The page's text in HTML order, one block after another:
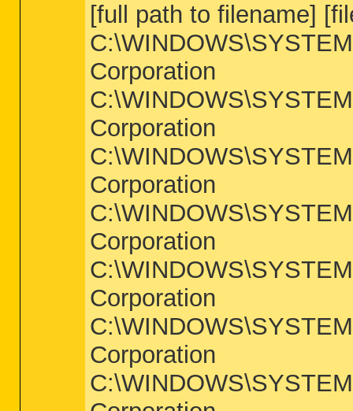
[full path to filename]
Corporation
Corporation
Corporation
Corporation
Corporation
Corporation